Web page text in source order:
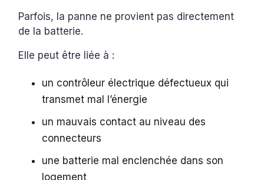
Parfois, la panne ne provient pas directement
de la batterie.
Elle peut être liée à :
un contrôleur électrique défectueux qui
transmet mal l’énergie
un mauvais contact au niveau des
connecteurs
une batterie mal enclenchée dans son
logement